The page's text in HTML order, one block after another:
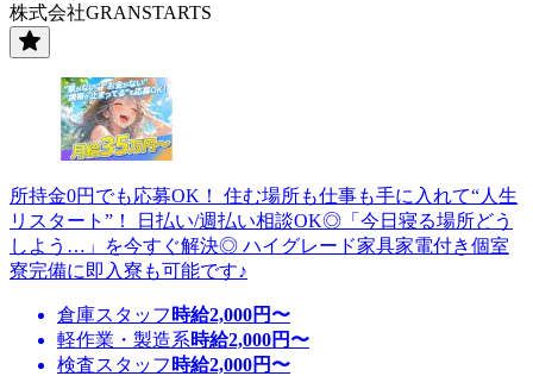
株式会社GRANSTARTS
所持金0円でも応募OK！ 住む場所も仕事も手に入れて“人生
リスタート”！ 日払い/週払い相談OK◎「今日寝る場所どう
しよう…」を今すぐ解決◎ ハイグレード家具家電付き個室
寮完備に即入寮も可能です♪
倉庫スタッフ 時給2,000円〜
軽作業・製造系時給2,000円〜
検査スタッフ 時給2,000円〜